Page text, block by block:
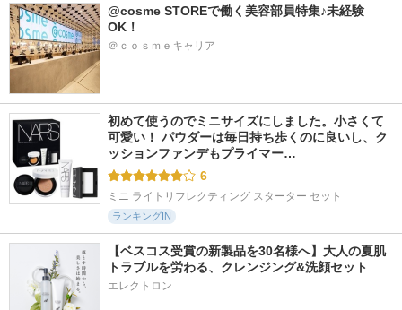
@cosme STOREで働く美容部員特集♪未経験
OK！
＠ｃｏｓｍｅキャリア
初めて使うのでミニサイズにしました。小さくて
可愛い！ パウダーは毎日持ち歩くのに良いし、ク
ッションファンデもプライマー…
6
ミニ ライトリフレクティング スターター セット
ランキングIN
【ベスコス受賞の新製品を30名様へ】大人の夏肌
トラブルを労わる、クレンジング&洗顔セット
エレクトロン